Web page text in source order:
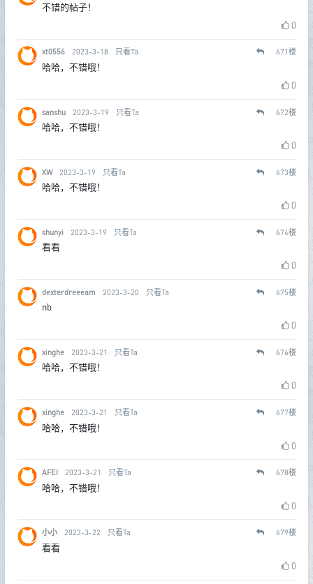
不错的帖子！
0
xt0556 2023-3-18 只看Ta 671楼
哈哈，不错哦！
0
sanshu 2023-3-19 只看Ta 672楼
哈哈，不错哦！
0
XW 2023-3-19 只看Ta 673楼
哈哈，不错哦！
0
shunyi 2023-3-19 只看Ta 674楼
看看
0
dexterdreeeam 2023-3-20 只看Ta 675楼
nb
0
xinghe 2023-3-21 只看Ta 676楼
哈哈，不错哦！
0
xinghe 2023-3-21 只看Ta 677楼
哈哈，不错哦！
0
AFEI 2023-3-21 只看Ta 678楼
哈哈，不错哦！
0
小小 2023-3-22 只看Ta 679楼
看看
0